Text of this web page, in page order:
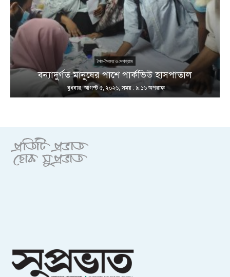
শৈল-সৈকত ও দেশগ্রাম
বন্যাদুর্গত মানুষের পাশে পার্কভিউ হাসপাতাল
বুধবার, আগস্ট ৫, ২০২৬; সময় : ৯:১৬ অপরাহ্ণ